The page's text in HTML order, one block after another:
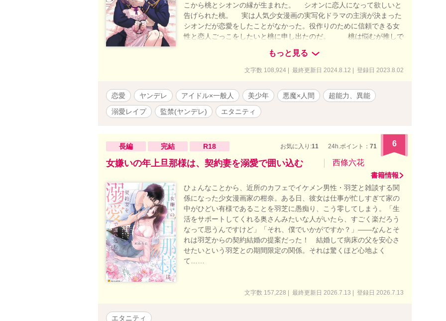
こから桃とシオンの縁が生まれた。 シオンに恋人になって欲しいと
告げられた桃。 実は人気少女漫画の実写化ドラマの主演が決まった
シオンだが恋愛をしたことがなかった。役作りのために信頼できる女
性と恋人ごっこをしたいと桃に申し出たのだ。 桃は悩むが推しで
する。 現役高校生とは思えないほどのシオンのスパダリっぷりに桃
はときめくと同時に9歳年下の男の子と付き合う事に罪悪感を感じてい
り、所有するタワマンの最上階の1室に桃を誘拐する。 「俺、桃さん
のことずーっと好きだったよ。また俺から離れようとするなんて酷い
人。今度こそ一緒にいようね。たっぷり愛してあげる」 ミステリア
スなヤンデレ美少年アイドル×限界ドルオタOLのコメディ時々ファン
トルは性描写表現があります。 BADルートはシオンの過去編終了から
分岐してます。 ハッピールートは桃の思い出からそのままお読みくだ
さい。BADエンドルートはこれから更新していきます ムーンライト
もっと見る
文字数 108,924 | 最終更新日 2024.8.12 | 登録日 2023.8.02
恋愛 ヤンデレ アイドル×一般人 美少年 悪魔×人間
超能力、異能
溺愛レイプ
監禁(ヤンデレ) エタニティ
長編 完結 R18 お気に入り:11 24h.ポイント： 71 6
女嫌いの年上旦那様は、契約妻を溺愛で囲い込む 西條六花
書籍情報
ひょんなことから、近所のカフェでイケメン男性・羽芝と雑談する関
係になった少女漫画家の柑奈。ある日、彼女は仕事が忙しすぎて家の
中がひどい有様であることを羽芝に愚痴り、こう零してしまう。「生
活をサポートしてくれる奥さんみたいな人がいたら、すごく楽だろう
なって思うんですけど」「それ、僕でいかがですか？」――なんとそ
れは羽芝からの契約結婚の提案だった！ 結婚して病床の父を安心さ
せたいという羽芝との期間限定の関係。それは驚くほど心地よく
て……
文字数 157,228 | 最終更新日 2026.7.13 | 登録日 2026.7.13
エタニティ